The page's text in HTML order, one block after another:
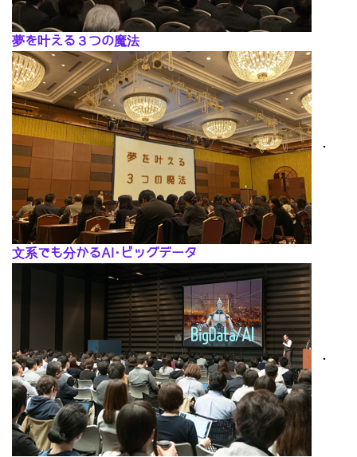
夢を叶える３つの魔法
･
文系でも分かるAI･ビッグデータ
･